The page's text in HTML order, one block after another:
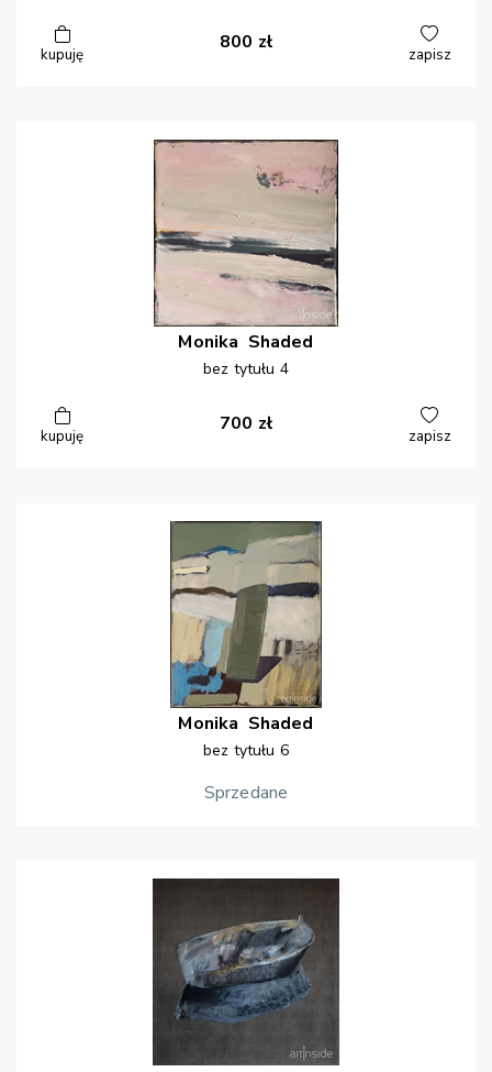
kupuję
800 zł
zapisz
Monika Shaded
bez tytułu 4
kupuję
700 zł
zapisz
Monika Shaded
bez tytułu 6
Sprzedane